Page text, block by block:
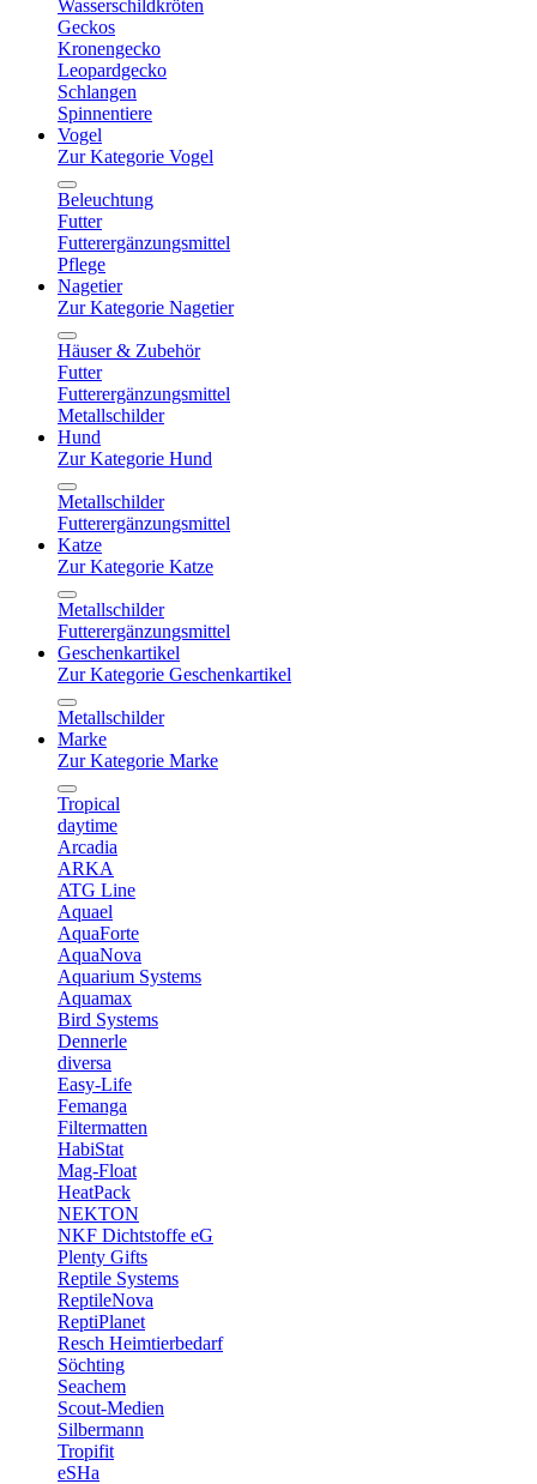
Wasserschildkröten
Geckos
Kronengecko
Leopardgecko
Schlangen
Spinnentiere
Vogel
Zur Kategorie Vogel
Beleuchtung
Futter
Futterergänzungsmittel
Pflege
Nagetier
Zur Kategorie Nagetier
Häuser & Zubehör
Futter
Futterergänzungsmittel
Metallschilder
Hund
Zur Kategorie Hund
Metallschilder
Futterergänzungsmittel
Katze
Zur Kategorie Katze
Metallschilder
Futterergänzungsmittel
Geschenkartikel
Zur Kategorie Geschenkartikel
Metallschilder
Marke
Zur Kategorie Marke
Tropical
daytime
Arcadia
ARKA
ATG Line
Aquael
AquaForte
AquaNova
Aquarium Systems
Aquamax
Bird Systems
Dennerle
diversa
Easy-Life
Femanga
Filtermatten
HabiStat
Mag-Float
HeatPack
NEKTON
NKF Dichtstoffe eG
Plenty Gifts
Reptile Systems
ReptileNova
ReptiPlanet
Resch Heimtierbedarf
Söchting
Seachem
Scout-Medien
Silbermann
Tropifit
eSHa